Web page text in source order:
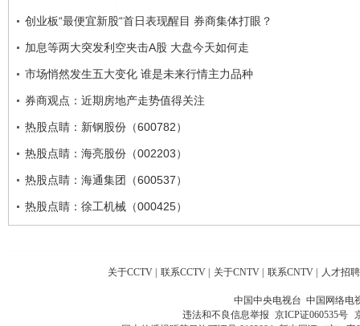
创业板“最便宜新股“首日表现醒目 券商集体打眼？
加息等两大突发利空夹击A股 大盘今天如何走
市场悄然发生五大变化 谁是未来行情主力品种
券商观点：近期房地产走势值得关注
热股点睛：新钢股份（600782）
热股点睛：海亮股份（002203）
热股点睛：海通集团（600537）
热股点睛：徐工机械（000425）
关于CCTV | 联系CCTV | 关于CNTV | 联系CNTV | 人才招聘
中国中央电视台 中国网络电
违法和不良信息举报 京ICP证060535号